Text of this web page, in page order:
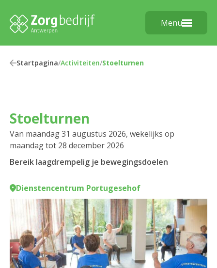
Menu
Startpagina/Activiteiten/Stoelturnen
Stoelturnen
Van maandag 31 augustus 2026, wekelijks op
maandag tot 28 december 2026
Bereik laagdrempelig je bewegingsdoelen
Dienstencentrum Portugesehof